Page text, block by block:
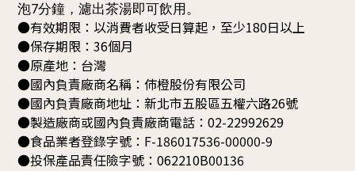
泡7分鐘，濾出茶湯即可飲用 。
●有效期限：以消費者收受日算起，至少180日以上
●保存期限：36個月
●原產地：台灣
●國內負責廠商名稱：伂橙股份有限公司
●國內負責廠商地址：新北市五股區五權六路26號
●製造廠商或國內負責廠商電話：02-22992629
●食品業者登錄字號：F-186017536-00000-9
●投保產品責任險字號：062210B00136